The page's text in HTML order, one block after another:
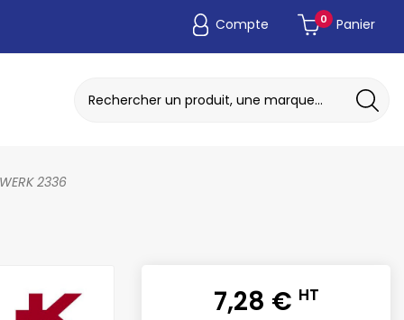
Compte 0 Panier
2336
7,28 € HT